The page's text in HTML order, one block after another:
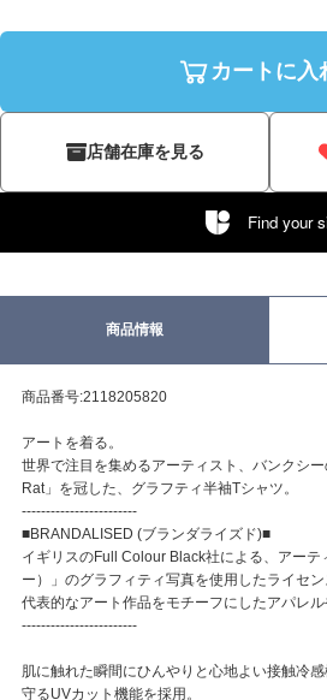
カートに入
店舗在庫を見る
Find your
商品情報
商品番号:2118205820
アートを着る。
世界で注目を集めるアーティスト、バンクシ
Rat」を冠した、グラフティ半袖Tシャツ。
------------------------
■BRANDALISED (ブランダライズド)■
イギリスのFull Colour Black社による、アーテ
ー）」のグラフィティ写真を使用したライセン
代表的なアート作品をモチーフにしたアパレル
------------------------
肌に触れた瞬間にひんやりと心地よい接触冷
守るUVカット機能を採用。